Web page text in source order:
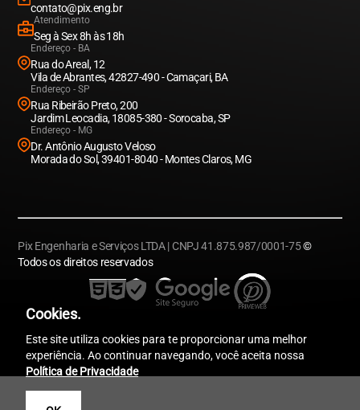
contato@pix.eng.br
Atendimento
Seg à Sex 8h às 18h
Endereço - BA
Rua do Areal, 12
Vila de Abrantes, 42827-490 - Camaçari, BA
Endereço - SP
Rua Ribeirão Preto, 200
Jardim Leocadia, 18085-380 - Sorocaba, SP
Endereço - MG
Dr. Antônio Augusto Veloso
Morada do Sol, 39401-8040 - Montes Claros, MG
Pix Engenharia e Serviços LTDA | CNPJ 41.875.987/0001-75©
Todos os direitos reservados
Cookies.
Este site utiliza cookies para te proporcionar uma melhor
experiência. Ao continuar navegando, você aceita nossa
Política de Privacidade